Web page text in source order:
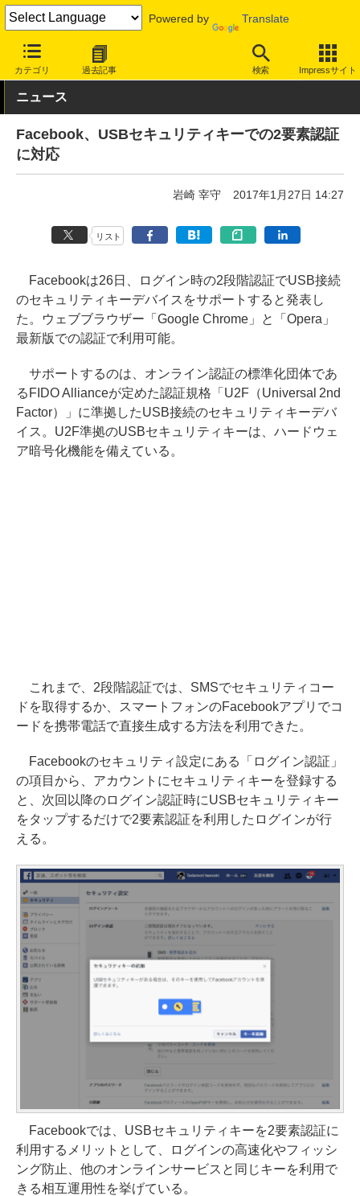
Powered by Translate
カテゴリ 過去記事 検索 Impressサイト
INTERNET Watch トピック その他
ニュース
Facebook、USBセキュリティキーでの2要素認証
に対応
岩崎 宰守 2017年1月27日 14:27
リスト
Facebookは26日、ログイン時の2段階認証でUSB接続
のセキュリティキーデバイスをサポートすると発表し
た。ウェブブラウザー「Google Chrome」と「Opera」
最新版での認証で利用可能。
サポートするのは、オンライン認証の標準化団体であ
るFIDO Allianceが定めた認証規格「U2F（Universal 2nd
Factor）」に準拠したUSB接続のセキュリティキーデバ
イス。U2F準拠のUSBセキュリティキーは、ハードウェ
ア暗号化機能を備えている。
これまで、2段階認証では、SMSでセキュリティコー
ドを取得するか、スマートフォンのFacebookアプリでコ
ードを携帯電話で直接生成する方法を利用できた。
Facebookのセキュリティ設定にある「ログイン認証」
の項目から、アカウントにセキュリティキーを登録する
と、次回以降のログイン認証時にUSBセキュリティキー
をタップするだけで2要素認証を利用したログインが行
える。
Facebookでは、USBセキュリティキーを2要素認証に
利用するメリットとして、ログインの高速化やフィッシ
ング防止、他のオンラインサービスと同じキーを利用で
きる相互運用性を挙げている。